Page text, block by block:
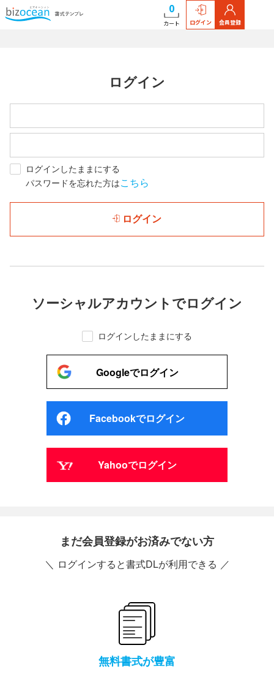
0
カート ログイン 会員登録
ログイン
ログインしたままにする
パスワードを忘れた方はこちら
ログイン
ソーシャルアカウントでログイン
ログインしたままにする
Googleでログイン
Facebookでログイン
Yahooでログイン
まだ会員登録がお済みでない方
＼ ログインすると書式DLが利用できる ／
無料書式が豊富